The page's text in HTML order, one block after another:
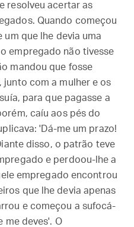
resolveu acertar as
Quando começou
que lhe devia uma
empregado não tivesse
mandou que fosse
com a mulher e os
para que pagasse a
caíu aos pés do
'Dá-me um prazo!
disso, o patrão teve
e perdoou-lhe a
empregado encontrou
que lhe devia apenas
e começou a sufocá-
me deves'. O